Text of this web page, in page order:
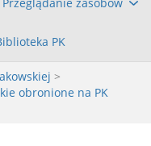
PK
>
obronione na PK